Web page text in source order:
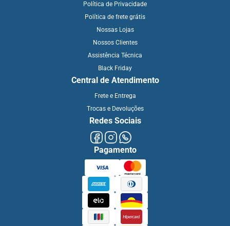
Política de Privacidade
Política de frete grátis
Nossas Lojas
Nossos Clientes
Assistência Técnica
Black Friday
Central de Atendimento
Frete e Entrega
Trocas e Devoluções
Redes Sociais
Pagamento